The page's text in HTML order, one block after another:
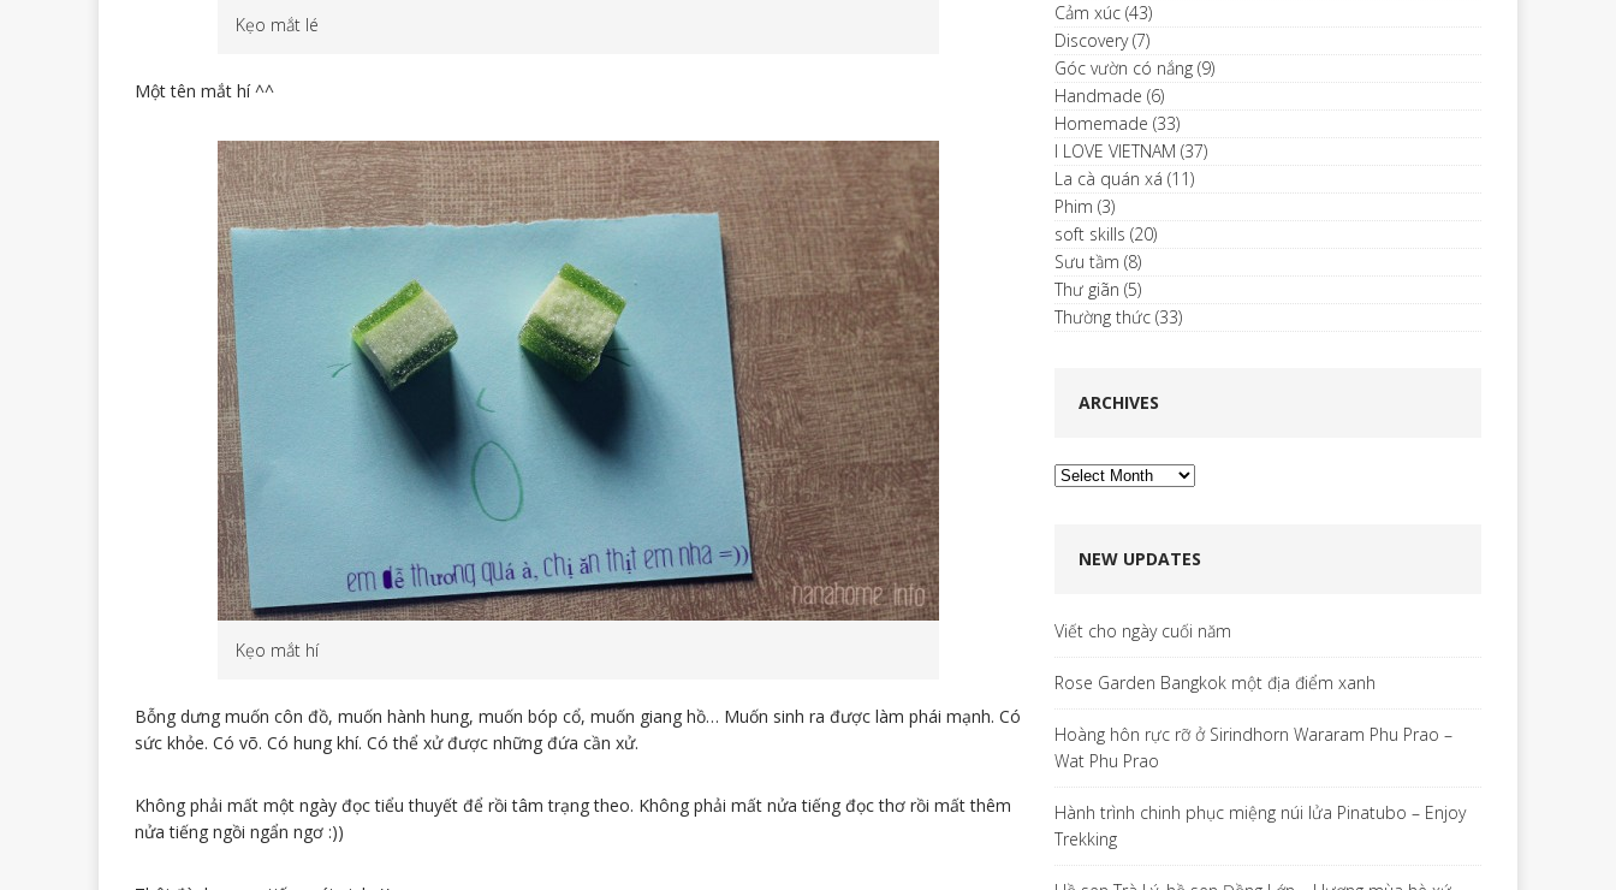
Kẹo mắt lé
Một tên mắt hí ^^
Kẹo mắt hí
Bỗng dưng muốn côn đồ, muốn hành hung, muốn bóp cổ, muốn giang hồ… Muốn sinh ra được làm phái mạnh. Có
sức khỏe. Có võ. Có hung khí. Có thể xử được những đứa cần xử.
Không phải mất một ngày đọc tiểu thuyết để rồi tâm trạng theo. Không phải mất nửa tiếng đọc thơ rồi mất thêm
nửa tiếng ngồi ngẩn ngơ :))
Cảm xúc (43)
Discovery(7)
Góc vườn có nắng (9)
Handmade (6)
Homemade (33)
I LOVE VIETNAM (37)
La cà quán xá (11)
Phim (3)
soft skills (20)
Sưu tầm (8)
Thư giãn (5)
Thường thức (33)
ARCHIVES
Archives
NEW UPDATES
Viết cho ngày cuối năm
Rose Garden Bangkok một địa điểm xanh
Hoàng hôn rực rỡ ở Sirindhorn Wararam Phu Prao –
Wat Phu Prao
Hành trình chinh phục miệng núi lửa Pinatubo – Enjoy
Trekking